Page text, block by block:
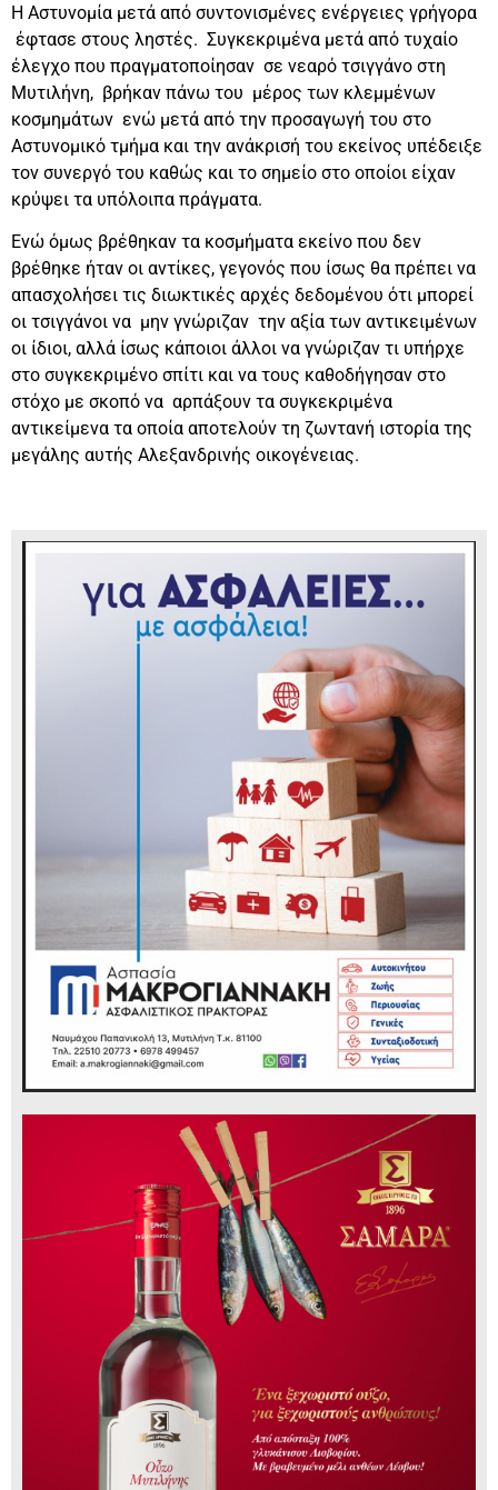
Η Αστυνομία μετά από συντονισμένες ενέργειες γρήγορα
έφτασε στους ληστές. Συγκεκριμένα μετά από τυχαίο
έλεγχο που πραγματοποίησαν σε νεαρό τσιγγάνο στη
Μυτιλήνη, βρήκαν πάνω του μέρος των κλεμμένων
κοσμημάτων ενώ μετά από την προσαγωγή του στο
Αστυνομικό τμήμα και την ανάκρισή του εκείνος υπέδειξε
τον συνεργό του καθώς και το σημείο στο οποίοι είχαν
κρύψει τα υπόλοιπα πράγματα.
Ενώ όμως βρέθηκαν τα κοσμήματα εκείνο που δεν
βρέθηκε ήταν οι αντίκες, γεγονός που ίσως θα πρέπει να
απασχολήσει τις διωκτικές αρχές δεδομένου ότι μπορεί
οι τσιγγάνοι να μην γνώριζαν την αξία των αντικειμένων
οι ίδιοι, αλλά ίσως κάποιοι άλλοι να γνώριζαν τι υπήρχε
στο συγκεκριμένο σπίτι και να τους καθοδήγησαν στο
στόχο με σκοπό να αρπάξουν τα συγκεκριμένα
αντικείμενα τα οποία αποτελούν τη ζωντανή ιστορία της
μεγάλης αυτής Αλεξανδρινής οικογένειας.